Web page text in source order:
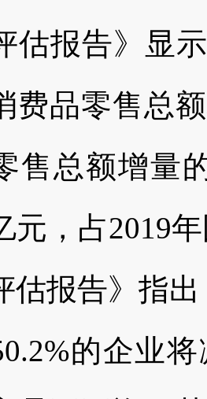
报告》显
费品零售总
售总额增量
元，占2019
报告》指出
的企业将